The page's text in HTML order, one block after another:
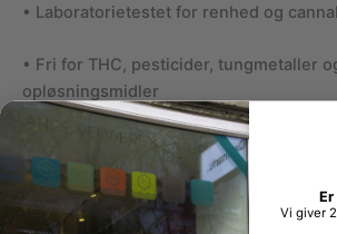
• Laboratorietestet for renhed og
• Fri for THC, pesticider, tungmetaller
opløsningsmidler
• Leveret med analysecertifikat og fuld
CBDanmarkudvælger vi kun
sporbarhed, stabilitet og dokumenteret
Er
Vi giver